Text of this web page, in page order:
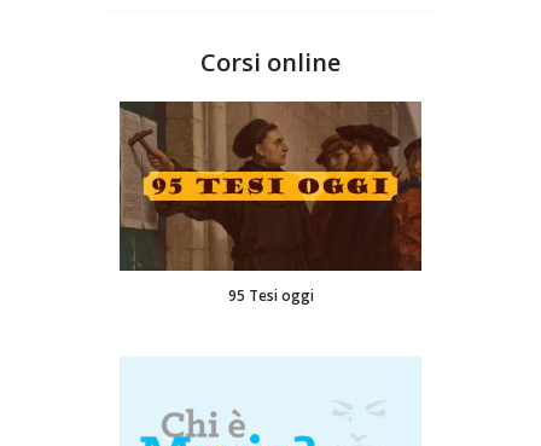
Corsi online
95 Tesi oggi